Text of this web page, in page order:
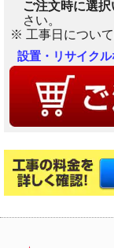
ご注文時に選
さい。
※ 工事日について
設置・リサイク